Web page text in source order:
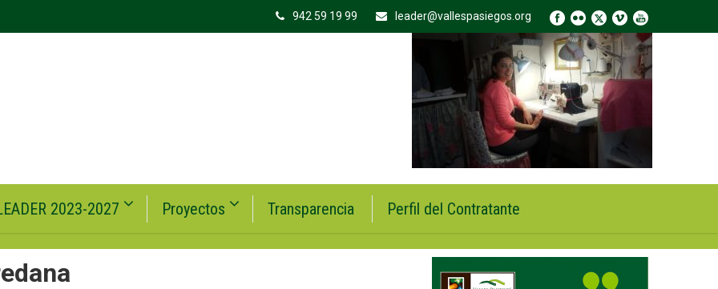
942 59 19 99 leader@vallespasiegos.org
2023-2027 Proyectos Transparencia Perfil del Contratante